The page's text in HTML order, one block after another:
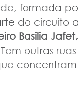
formada
do circuito
Basilia Jafet,
outras ruas